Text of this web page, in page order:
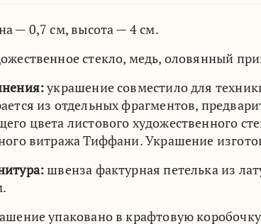
— 0,7 см, высота — 4 см.
стекло, медь, оловянный
украшение совместило для
из отдельных фрагментов,
цвета листового художественного
витража Тиффани. Украшение
швенза фактурная петелька из
упаковано в крафтовую